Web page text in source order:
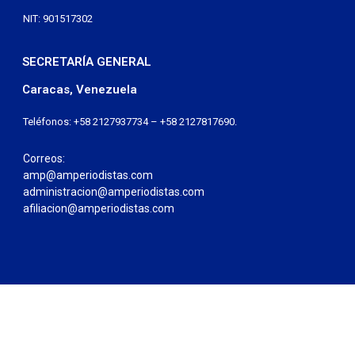
NIT: 901517302
SECRETARÍA GENERAL
Caracas, Venezuela
Teléfonos: +58 2127937734 – +58 2127817690.
Correos:
amp@amperiodistas.com
administracion@amperiodistas.com
afiliacion@amperiodistas.com